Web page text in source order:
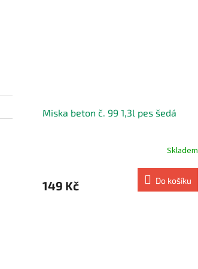
Miska beton č. 99 1,3l pes šedá
Skladem
149 Kč Do košíku